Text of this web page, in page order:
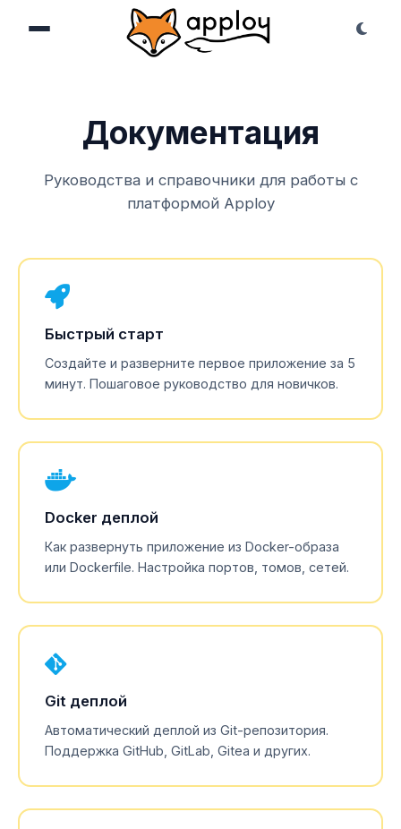
Документация
Руководства и справочники для работы с
платформой Apploy
Быстрый старт
Создайте и разверните первое приложение за 5
минут. Пошаговое руководство для новичков.
Docker деплой
Как развернуть приложение из Docker-образа
или Dockerfile. Настройка портов, томов, сетей.
Git деплой
Автоматический деплой из Git-репозитория.
Поддержка GitHub, GitLab, Gitea и других.